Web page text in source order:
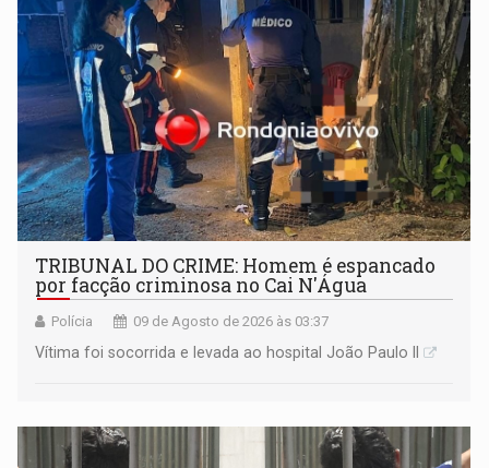
TRIBUNAL DO CRIME: Homem é espancado
por facção criminosa no Cai N'Água
Polícia 09 de Agosto de 2026 às 03:37
Vítima foi socorrida e levada ao hospital João Paulo II